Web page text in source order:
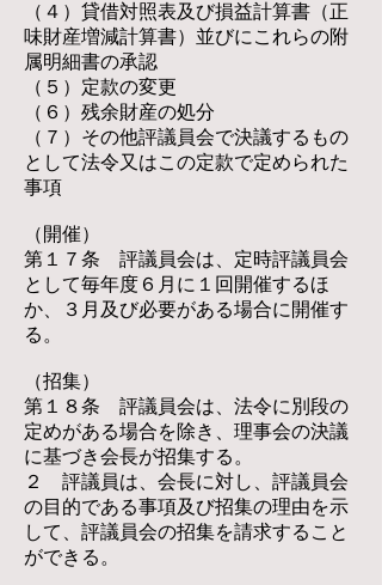
（４）貸借対照表及び損益計算書（正
味財産増減計算書）並びにこれらの附
属明細書の承認
（５）定款の変更
（６）残余財産の処分
（７）その他評議員会で決議するもの
として法令又はこの定款で定められた
事項
（開催）
第１７条 評議員会は、定時評議員会
として毎年度６月に１回開催するほ
か、３月及び必要がある場合に開催す
る。
（招集）
第１８条 評議員会は、法令に別段の
定めがある場合を除き、理事会の決議
に基づき会長が招集する。
２ 評議員は、会長に対し、評議員会
の目的である事項及び招集の理由を示
して、評議員会の招集を請求すること
ができる。